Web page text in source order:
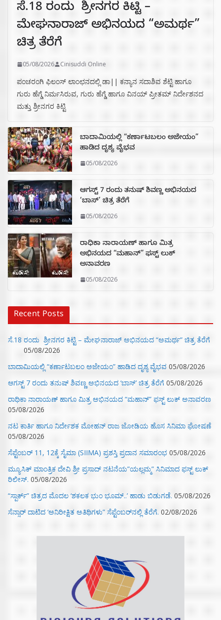
ಸೆ.18 ರಂದು ಶ್ರೀನಗರ ಕಿಟ್ಟಿ –
ಮೇಘನಾರಾಜ್ ಅಭಿನಯದ “ಅಮರ್ಥ”
ಚಿತ್ರ ತೆರೆಗೆ
05/08/2026 Cinisuddi Online
ಪಂಚರಂಗಿ ಫಿಲಂಸ್ ಲಾಂಛನದಲ್ಲಿ ಡಾ|| ಕನ್ಯಾನ ಸದಾಶಿವ ಶೆಟ್ಟಿ ಹಾಗೂ
ಗುರು ಹೆಗ್ಡೆ ನಿರ್ಮಸಿರುವ, ಗುರು ಹೆಗ್ಡೆ ಹಾಗೂ ವಿನಯ್ ಪ್ರೀತಮ್ ನಿರ್ದೇಶನದ
ಮತ್ತು ಶ್ರೀನಗರ ಕಿಟ್ಟಿ
ಬಾದಾಮಿಯಲ್ಲಿ “ಕರ್ಣಾಟಬಲಂ ಅಜೇಯಂ”
ಹಾಡಿದ ದೃಶ್ಯ ವೈಭವ
05/08/2026
ಆಗಸ್ಟ್ 7 ರಂದು ತನುಷ್ ಶಿವಣ್ಣ ಅಭಿನಯದ
‘ಬಾಸ್’ ಚಿತ್ರ ತೆರೆಗೆ
05/08/2026
ರಾಧಿಕಾ ನಾರಾಯಣ್ ಹಾಗೂ ಮಿತ್ರ
ಅಭಿನಯದ “ಮಹಾನ್” ಫಸ್ಟ್ ಲುಕ್
ಅನಾವರಣ
05/08/2026
Recent Posts
ಸೆ.18 ರಂದು ಶ್ರೀನಗರ ಕಿಟ್ಟಿ – ಮೇಘನಾರಾಜ್ ಅಭಿನಯದ “ಅಮರ್ಥ” ಚಿತ್ರ ತೆರೆಗೆ
05/08/2026
ಬಾದಾಮಿಯಲ್ಲಿ “ಕರ್ಣಾಟಬಲಂ ಅಜೇಯಂ” ಹಾಡಿದ ದೃಶ್ಯ ವೈಭವ 05/08/2026
ಆಗಸ್ಟ್ 7 ರಂದು ತನುಷ್ ಶಿವಣ್ಣ ಅಭಿನಯದ ‘ಬಾಸ್’ ಚಿತ್ರ ತೆರೆಗೆ 05/08/2026
ರಾಧಿಕಾ ನಾರಾಯಣ್ ಹಾಗೂ ಮಿತ್ರ ಅಭಿನಯದ “ಮಹಾನ್” ಫಸ್ಟ್ ಲುಕ್ ಅನಾವರಣ
05/08/2026
ನಟ ಕಾರ್ತಿ ಹಾಗೂ ನಿರ್ದೇಶಕ ಮೋಹನ್ ರಾಜ ಜೋಡಿಯ ಹೊಸ ಸಿನಿಮಾ ಘೋಷಣೆ
05/08/2026
ಸೆಪ್ಟೆಂಬರ್ 11, 12ಕ್ಕೆ ಸೈಮಾ (SIIMA) ಪ್ರಶಸ್ತಿ ಪ್ರದಾನ ಸಮಾರಂಭ 05/08/2026
ಮ್ಯೂಸಿಕ್‌ ಮಾಂತ್ರಿಕ ದೇವಿ ಶ್ರೀ ಪ್ರಸಾದ್ ನಟನೆಯ”ಯಲ್ಲಮ್ಮ” ಸಿನಿಮಾದ ಫಸ್ಟ್‌ ಲುಕ್‌
ರಿಲೀಸ್. 05/08/2026
“ಸ್ಪಾರ್ಕ್” ಚಿತ್ರದ ಮೊದಲ‌ ‘ಶಕಲಕ ಭುಂ‌ ಭೂಮ್..’ ಹಾಡು ಬಿಡುಗಡೆ. 05/08/2026
ಸೆನ್ಸಾರ್ ದಾಟಿದ ‘ಅನಿರೀಕ್ಷಿತ ಅತಿಥಿಗಳು” ಸೆಪ್ಟೆಂಬರ್‌ನಲ್ಲಿ ತೆರೆಗೆ. 02/08/2026